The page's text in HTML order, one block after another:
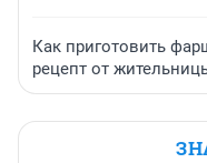
Как приготовить
рецепт от